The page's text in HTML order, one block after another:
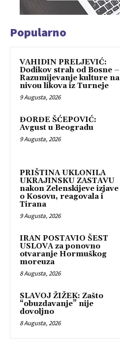
Popularno
VAHIDIN PRELJEVIĆ:
Dodikov strah od Bosne –
Razumijevanje kulture na
nivou likova iz Turneje
9 Augusta, 2026
ĐORĐE ŠĆEPOVIĆ:
Avgust u Beogradu
9 Augusta, 2026
PRIŠTINA UKLONILA
UKRAJINSKU ZASTAVU
nakon Zelenskijeve izjave
o Kosovu, reagovala i
Tirana
9 Augusta, 2026
IRAN POSTAVIO ŠEST
USLOVA za ponovno
otvaranje Hormuškog
moreuza
8 Augusta, 2026
SLAVOJ ŽIŽEK: Zašto
“obuzdavanje” nije
dovoljno
8 Augusta, 2026